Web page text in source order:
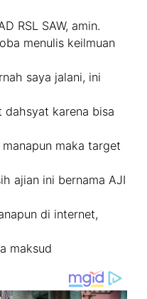
RSL SAW, amin.
menulis keilmuan
saya jalani, ini
dahsyat karena bisa
maka target
ajian ini bernama AJI
di internet,
maksud